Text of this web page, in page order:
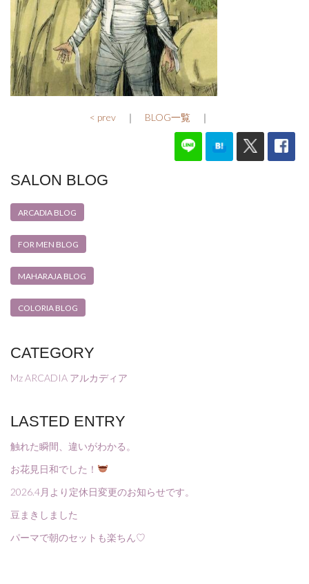
< prev ｜ BLOG一覧 ｜
SALON BLOG
ARCADIA BLOG
FOR MEN BLOG
MAHARAJA BLOG
COLORIA BLOG
CATEGORY
Mz ARCADIA アルカディア
LASTED ENTRY
触れた瞬間、違いがわかる。
お花見日和でした！
2026.4月より定休日変更のお知らせです。
豆まきしました
パーマで朝のセットも楽ちん♡